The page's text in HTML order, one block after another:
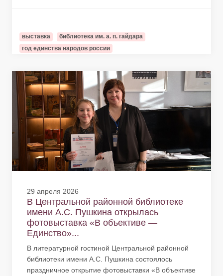
выставка
библиотека им. а. п. гайдара
год единства народов россии
29 апреля 2026
В Центральной районной библиотеке
имени А.С. Пушкина открылась
фотовыставка «В объективе —
Единство»...
В литературной гостиной Центральной районной
библиотеки имени А.С. Пушкина состоялось
праздничное открытие фотовыставки «В объективе